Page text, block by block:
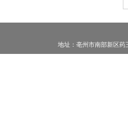
地址：亳州市南部新区药